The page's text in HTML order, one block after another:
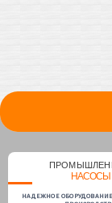
НАСОСЫ
НАДЕЖНОЕ